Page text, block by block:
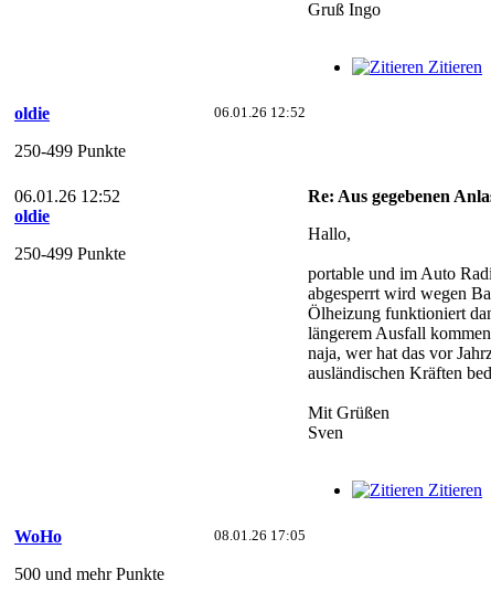
Gruß Ingo
Zitieren
06.01.26 12:52
oldie
250-499 Punkte
06.01.26 12:52
oldie
250-499 Punkte
Re: Aus gegebenen
Hallo,
portable und im Auto
abgesperrt wird wegen
Ölheizung funktioniert
längerem Ausfall
naja, wer hat das vor
ausländischen Kräften
Mit Grüßen
Sven
Zitieren
08.01.26 17:05
WoHo
500 und mehr Punkte